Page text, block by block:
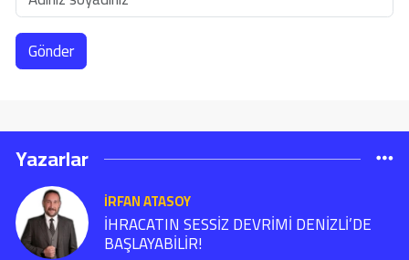
Gönder
Yazarlar
İRFAN ATASOY
İHRACATIN SESSİZ DEVRİMİ DENİZLİ’DE
BAŞLAYABİLİR!